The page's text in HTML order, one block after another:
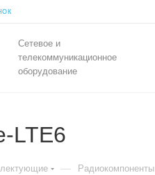
Сетевое и
телекоммуникационное
оборудование
LTE6
— Радиокомпоненты